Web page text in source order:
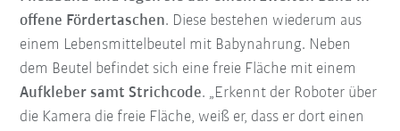
offene Fördertaschen. Diese bestehen wiederum aus
einem Lebensmittelbeutel mit Babynahrung. Neben
dem Beutel befindet sich eine freie Fläche mit einem
Aufkleber samt Strichcode. „Erkennt der Roboter über
die Kamera die freie Fläche, weiß er, dass er dort einen